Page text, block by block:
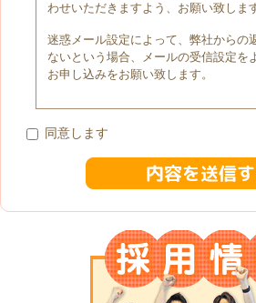
わせいただきますよう、お願い致しま
迷惑メール設定によって、弊社からの
ないという場合、メールの受信設定を
お申し込みをお願い致します。
同意します